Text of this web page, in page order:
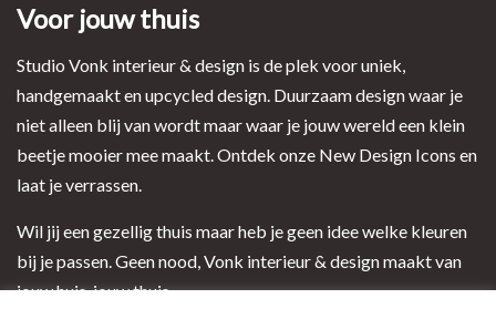
Voor jouw thuis
Studio Vonk interieur & design is de plek voor uniek,
handgemaakt en upcycled design. Duurzaam design waar je
niet alleen blij van wordt maar waar je jouw wereld een klein
beetje mooier mee maakt. Ontdek onze New Design Icons en
laat je verrassen.
Wil jij een gezellig thuis maar heb je geen idee welke kleuren
bij je passen. Geen nood, Vonk interieur & design maakt van
jouw huis, jouw thuis.